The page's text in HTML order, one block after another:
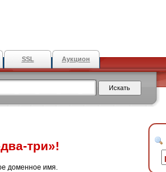
SSL Аукцион
три»!
доменное имя.